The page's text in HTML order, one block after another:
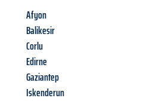
Afyon
Balikesir
Corlu
Edirne
Gaziantep
Iskenderun